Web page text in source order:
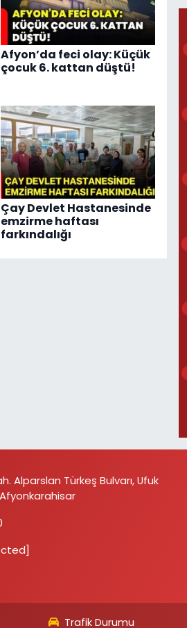
Afyon’da feci olay: Küçük
çocuk 6. kattan düştü!
Çay Devlet Hastanesinde
emzirme haftası
farkındalığı
Alparslan Türkeş Bulvarı, Ufuk
Trafik Durumu